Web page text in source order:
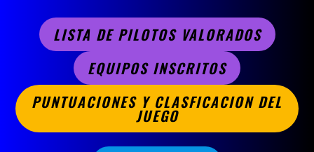
LISTA DE PILOTOS VALORADOS
EQUIPOS INSCRITOS
PUNTUACIONES Y CLASFICACION DEL
JUEGO